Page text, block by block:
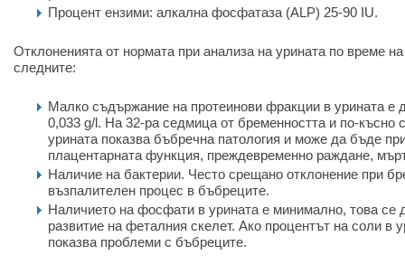
Процент ензими: алкална фосфатаза (ALP) 25-90 IU.
Отклоненията от нормата при анализа на урината по време
следните:
Малко съдържание на протеинови фракции в урината е
0,033 g/l. На 32-ра седмица от бременността и по-късно
урината показва бъбречна патология и може да бъде
плацентарната функция, преждевременно раждане,
Наличие на бактерии. Често срещано отклонение при
възпалителен процес в бъбреците.
Наличието на фосфати в урината е минимално, това се
развитие на феталния скелет. Ако процентът на соли в
показва проблеми с бъбреците.